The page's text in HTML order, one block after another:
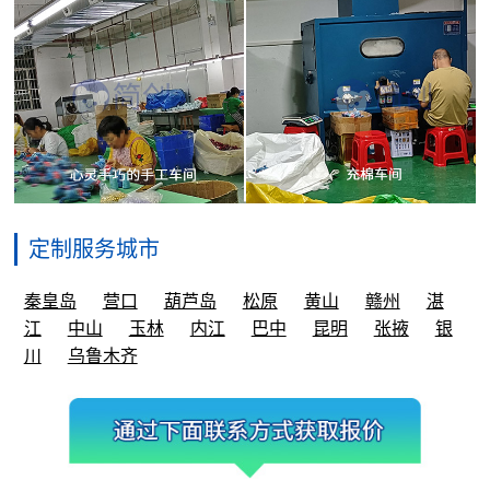
定制服务城市
秦皇岛 营口 葫芦岛 松原 黄山 赣州
湛
江
中山 玉林 内江 巴中 昆明 张掖
银
川
乌鲁木齐